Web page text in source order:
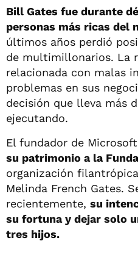
Bill Gates fue durante
personas más ricas del
últimos años perdió
de multimillonarios. La
relacionada con malas
problemas en sus
decisión que lleva más
ejecutando.
El fundador de Microsoft
su patrimonio a la
organización
Melinda French Gates.
recientemente, su
su fortuna y dejar solo
tres hijos.